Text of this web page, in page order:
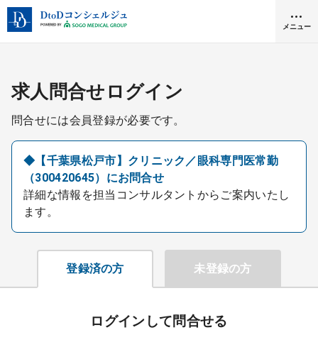
メニュー
クリニック開業
DtoDとは
お問合せ
医院の譲渡・売却をお考えの方
採用をお考えの医療機関の方
求人問合せログイン
問合せには会員登録が必要です。
◆【千葉県松戸市】クリニック／眼科専門医常勤
（300420645）にお問合せ
詳細な情報を担当コンサルタントからご案内いたし
ます。
登録済の方 未登録の方
ログインして問合せる